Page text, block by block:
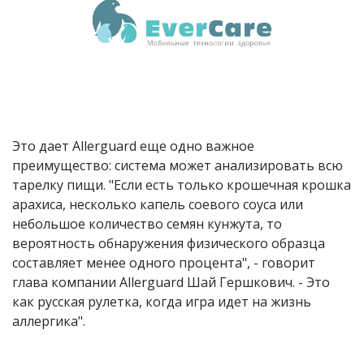
Это дает Allerguard еще одно важное
преимущество: система может анализировать всю
тарелку пищи. "Если есть только крошечная крошка
арахиса, несколько капель соевого соуса или
небольшое количество семян кунжута, то
вероятность обнаружения физического образца
составляет менее одного процента", - говорит
глава компании Allerguard Шай Гершкович. - Это
как русская рулетка, когда игра идет на жизнь
аллергика".